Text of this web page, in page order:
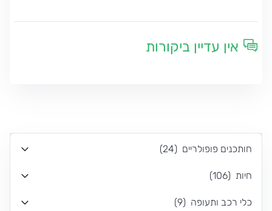
אין עדיין ביקורות
חותכנים פופולריים (
24
)
חיות (
106
)
כלי רכב ותעופה (
9
)